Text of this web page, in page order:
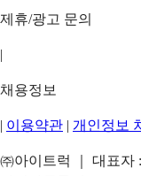
제휴/광고 문의
|
채용정보
| 이용약관 | 개인정보
㈜아이트럭 ｜ 대표자